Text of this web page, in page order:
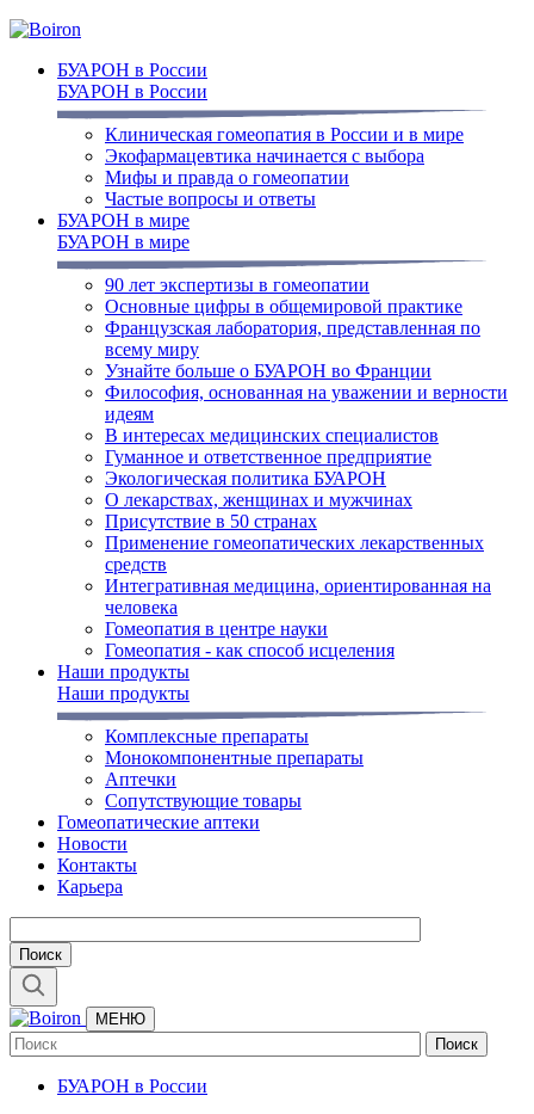
БУАРОН в России
БУАРОН в России
Клиническая гомеопатия в России и в мире
Экофармацевтика начинается с выбора
Мифы и правда о гомеопатии
Частые вопросы и ответы
БУАРОН в мире
БУАРОН в мире
90 лет экспертизы в гомеопатии
Основные цифры в общемировой практике
Французская лаборатория, представленная по
всему миру
Узнайте больше о БУАРОН во Франции
Философия, основанная на уважении и верности
идеям
В интересах медицинских специалистов
Гуманное и ответственное предприятие
Экологическая политика БУАРОН
О лекарствах, женщинах и мужчинах
Присутствие в 50 странах
Применение гомеопатических лекарственных
средств
Интегративная медицина, ориентированная на
человека
Гомеопатия в центре науки
Гомеопатия - как способ исцеления
Наши продукты
Наши продукты
Комплексные препараты
Монокомпонентные препараты
Аптечки
Сопутствующие товары
Гомеопатические аптеки
Новости
Контакты
Карьера
МЕНЮ
БУАРОН в России